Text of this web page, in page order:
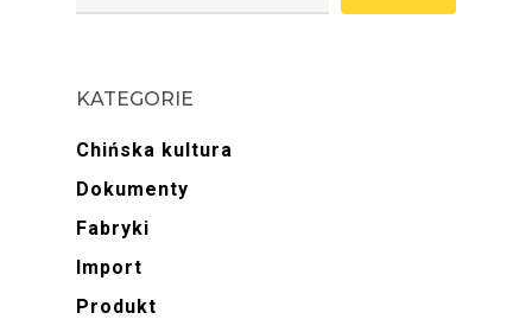
KATEGORIE
Chińska kultura
Dokumenty
Fabryki
Import
Produkt